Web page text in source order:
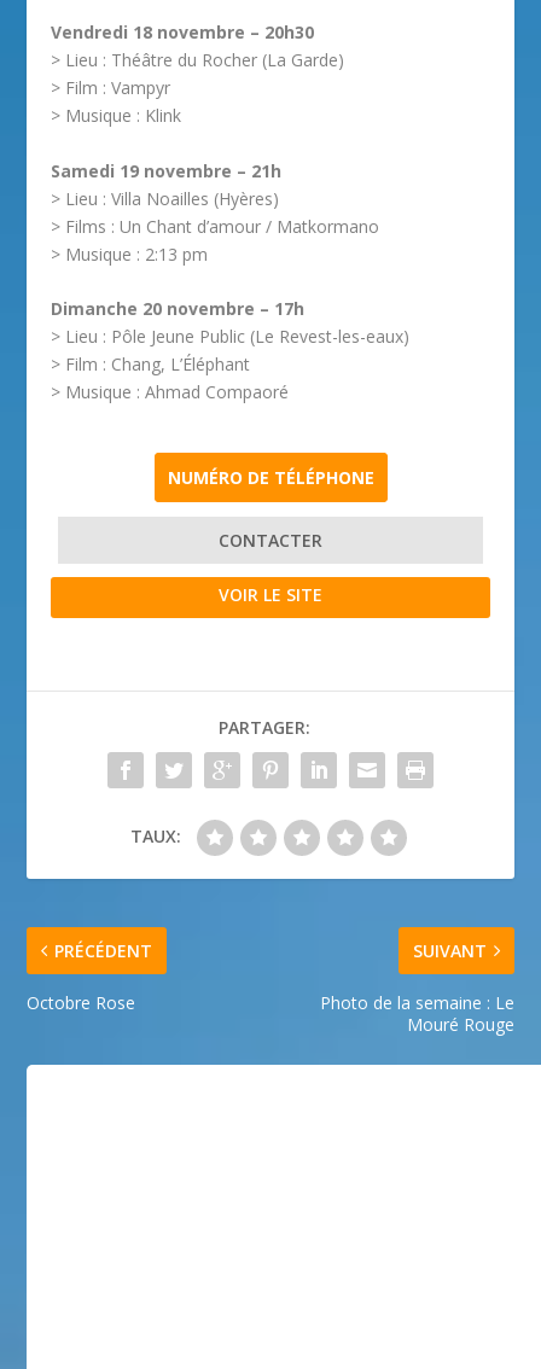
Vendredi 18 novembre – 20h30
> Lieu : Théâtre du Rocher (La Garde)
> Film : Vampyr
> Musique : Klink
Samedi 19 novembre – 21h
> Lieu : Villa Noailles (Hyères)
> Films : Un Chant d’amour / Matkormano
> Musique : 2:13 pm
Dimanche 20 novembre – 17h
> Lieu : Pôle Jeune Public (Le Revest-les-eaux)
> Film : Chang, L’Éléphant
> Musique : Ahmad Compaoré
NUMÉRO DE TÉLÉPHONE
CONTACTER
VOIR LE SITE
PARTAGER:
TAUX:
PRÉCÉDENT
Octobre Rose
SUIVANT
Photo de la semaine : Le
Mouré Rouge